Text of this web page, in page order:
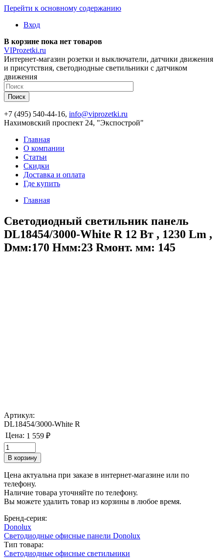
Перейти к основному содержанию
Вход
В корзине пока нет товаров
VIProzetki.ru
Интернет-магазин розетки и выключатели, датчики движения
и присутствия, светодиодные светильники с датчиком
движения
+7 (495) 540-44-16, info@viprozetki.ru
Нахимовский проспект 24, "Экспострой"
Главная
О компании
Статьи
Скидки
Доставка и оплата
Где купить
Главная
Светодиодный светильник панель
DL18454/3000-White R 12 Вт , 1230 Lm ,
Dмм:170 Hмм:23 Rмонт. мм: 145
Артикул:
DL18454/3000-White R
Цена: 1 559 ₽
Цена актуальна при заказе в интернет-магазине или по
телефону.
Наличие товара уточняйте по телефону.
Вы можете удалить товар из корзины в любое время.
Бренд-серия:
Donolux
Светодиодные офисные панели Donolux
Тип товара:
Светодиодные офисные светильники